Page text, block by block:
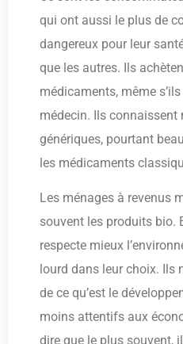
qui ont aussi le plus de
dangereux pour leur
que les autres. Ils
médicaments, même
médecin. Ils
génériques, pourtant
les médicaments
Les ménages à revenus
souvent les produits bio.
respecte mieux
lourd dans leur choix. Ils
de ce qu’est le
moins attentifs aux
dire que le plus souvent,